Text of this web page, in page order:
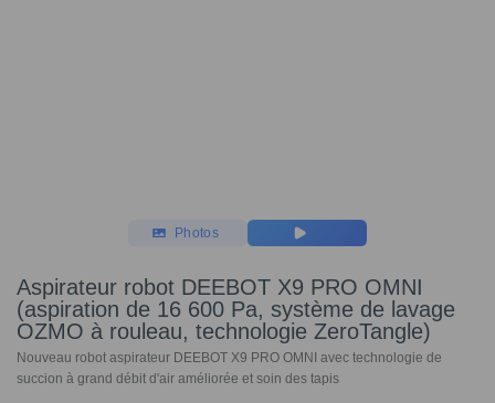
Photos
Aspirateur robot DEEBOT X9 PRO OMNI
(aspiration de 16 600 Pa, système de lavage
OZMO à rouleau, technologie ZeroTangle)
Nouveau robot aspirateur DEEBOT X9 PRO OMNI avec technologie de
succion à grand débit d'air améliorée et soin des tapis